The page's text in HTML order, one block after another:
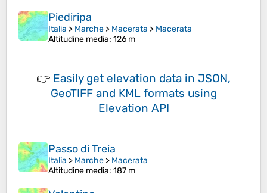
Piediripa
Italia > Marche > Macerata > Macerata
Altitudine media: 126 m
👉 Easily get elevation data in JSON,
GeoTIFF and KML formats using
Elevation API
Passo di Treia
Italia > Marche > Macerata
Altitudine media: 187 m